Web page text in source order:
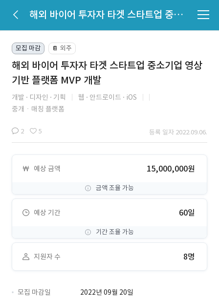
해외 바이어 투자자 타겟 스타트업 중소기업 영상 기반 플랫폼 MVP 개발
모집 마감 📔 외주
해외 바이어 투자자 타겟 스타트업 중소기업 영상
기반 플랫폼 MVP 개발
개발 디자인 기획 웹 안드로이드
iOS
중개ㆍ매칭 플랫폼
2 5 등록 일자 2022.09.06.
예상 금액 15,000,000원
금액 조율 가능
예상 기간 60일
기간 조율 가능
지원자 수 8명
모집 마감일
2022년 09월 20일